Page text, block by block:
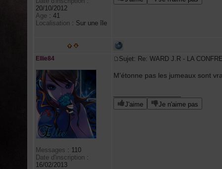
20/10/2012
Age : 41
Localisation : Sur une île
Ellie84
Messages : 110
Date d'inscription :
16/02/2013
Sujet: Re: WARD J.R - LA
M'étonne pas les jumeaux sont
J'aime Je n'aime pas